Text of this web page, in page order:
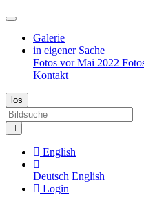
Galerie
in eigener Sache
Fotos vor Mai 2022
Kontakt
English
Deutsch English
Login